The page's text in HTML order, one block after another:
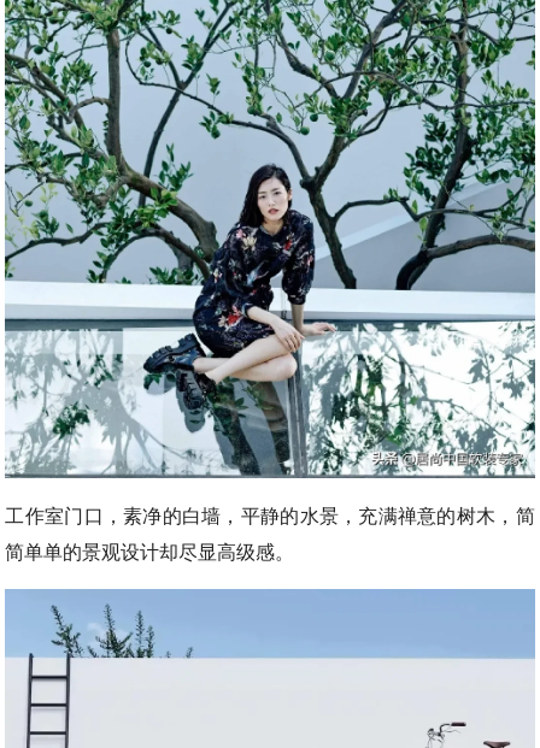
工作室门口，素净的白墙，平静的水景，充满禅意的树木，简
简单单的景观设计却尽显高级感。